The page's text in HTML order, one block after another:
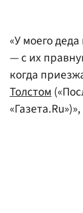
«У моего
— с их
когда
Толстом